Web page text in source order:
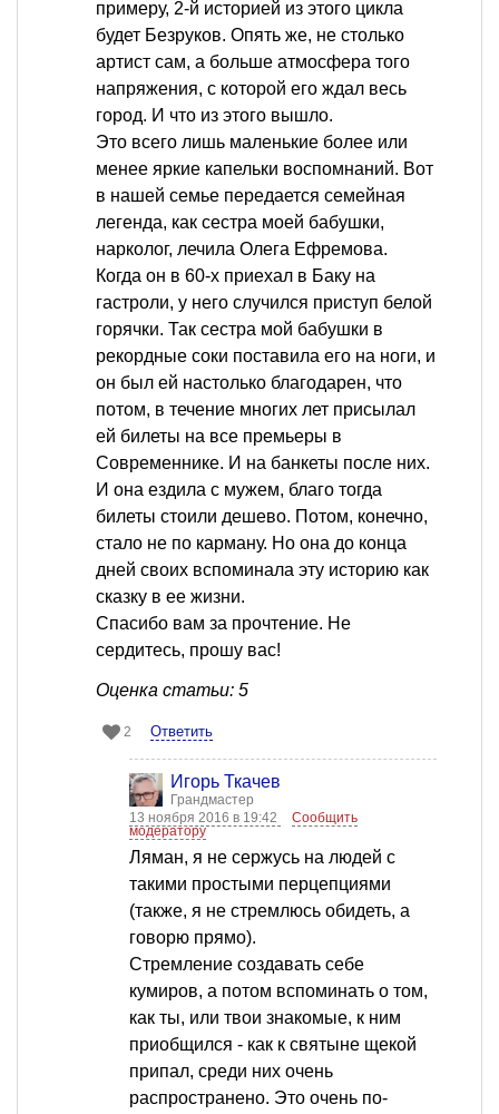
примеру, 2-й историей из этого цикла
будет Безруков. Опять же, не столько
артист сам, а больше атмосфера того
напряжения, с которой его ждал весь
город. И что из этого вышло.
Это всего лишь маленькие более или
менее яркие капельки воспомнаний. Вот
в нашей семье передается семейная
легенда, как сестра моей бабушки,
нарколог, лечила Олега Ефремова.
Когда он в 60-х приехал в Баку на
гастроли, у него случился приступ белой
горячки. Так сестра мой бабушки в
рекордные соки поставила его на ноги, и
он был ей настолько благодарен, что
потом, в течение многих лет присылал
ей билеты на все премьеры в
Современнике. И на банкеты после них.
И она ездила с мужем, благо тогда
билеты стоили дешево. Потом, конечно,
стало не по карману. Но она до конца
дней своих вспоминала эту историю как
сказку в ее жизни.
Спасибо вам за прочтение. Не
сердитесь, прошу вас!
Оценка статьи: 5
2 Ответить
Игорь Ткачев
Грандмастер
13 ноября 2016 в 19:42
Сообщить
модератору
Ляман, я не сержусь на людей с
такими простыми перцепциями
(также, я не стремлюсь обидеть, а
говорю прямо).
Стремление создавать себе
кумиров, а потом вспоминать о том,
как ты, или твои знакомые, к ним
приобщился - как к святыне щекой
припал, среди них очень
распространено. Это очень по-